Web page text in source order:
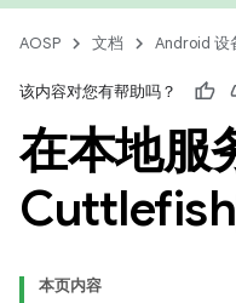
AOSP 文档 Android 设
该内容对您有帮助吗？
在本地服
Cuttlefish
本页内容